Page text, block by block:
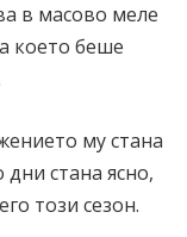
в масово меле
което беше
му стана
стана ясно,
този сезон.